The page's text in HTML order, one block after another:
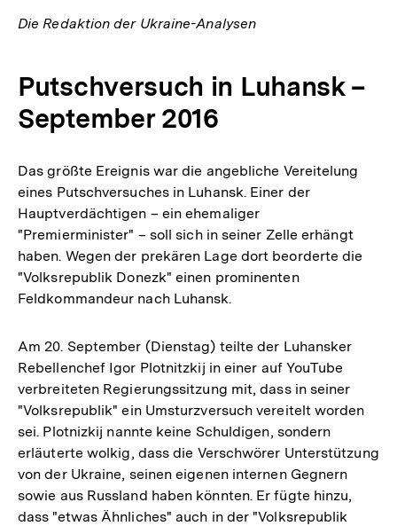
Die Redaktion der Ukraine-Analysen
Putschversuch in Luhansk –
September 2016
Das größte Ereignis war die angebliche Vereitelung
eines Putschversuches in Luhansk. Einer der
Hauptverdächtigen – ein ehemaliger
"Premierminister" – soll sich in seiner Zelle erhängt
haben. Wegen der prekären Lage dort beorderte die
"Volksrepublik Donezk" einen prominenten
Feldkommandeur nach Luhansk.
Am 20. September (Dienstag) teilte der Luhansker
Rebellenchef Igor Plotnitzkij in einer auf YouTube
verbreiteten Regierungssitzung mit, dass in seiner
"Volksrepublik" ein Umsturzversuch vereitelt worden
sei. Plotnizkij nannte keine Schuldigen, sondern
erläuterte wolkig, dass die Verschwörer Unterstützung
von der Ukraine, seinen eigenen internen Gegnern
sowie aus Russland haben könnten. Er fügte hinzu,
dass "etwas Ähnliches" auch in der "Volksrepublik